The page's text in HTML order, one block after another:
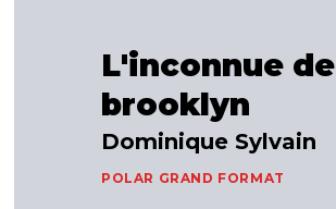
L'inconnue de
brooklyn
Dominique Sylvain
POLAR GRAND FORMAT